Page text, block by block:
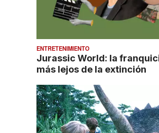
ENTRETENIMIENTO
Jurassic World: la
más lejos de la extinción